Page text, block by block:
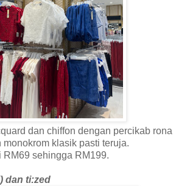
dan chiffon dengan percikab rona
monokrom klasik pasti teruja.
RM69 sehingga RM199.
dan ti:zed